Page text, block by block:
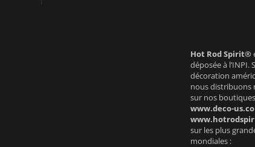
Hot Rod Spirit®
déposée à l’INPI.
décoration
nous distribuons
sur nos
www.deco-
sur les plus
mondiales :